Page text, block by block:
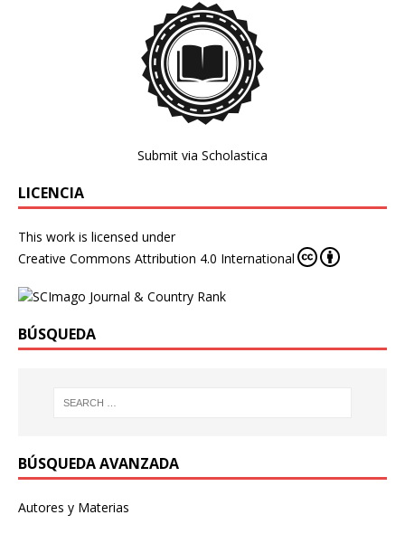
Submit via Scholastica
LICENCIA
This work is licensed under
Creative Commons Attribution 4.0 International
BÚSQUEDA
BÚSQUEDA AVANZADA
Autores y Materias